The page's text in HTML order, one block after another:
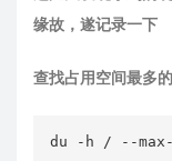
缘故，遂记录一下
查找占用空间最多